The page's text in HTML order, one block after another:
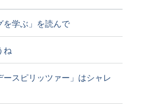
を学ぶ」を読んで
ね
スピリッツァー」はシャレ